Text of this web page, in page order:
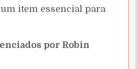
item essencial para
por Robin